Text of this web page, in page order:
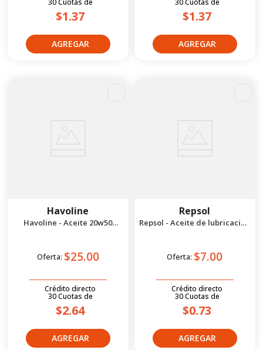
30Cuotas de
$1.37
30Cuotas de
$1.37
Havoline
Havoline - Aceite 20w50
Oferta: $25.00
Crédito directo
30Cuotas de
$2.64
Repsol
Repsol - Aceite de lubricación
Oferta: $7.00
Crédito directo
30Cuotas de
$0.73